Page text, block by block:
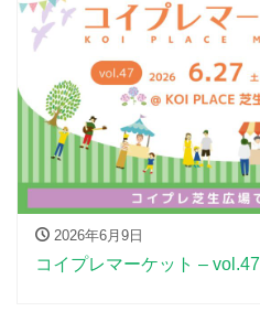
2026年6月9日
コイプレマーケット – vol.47